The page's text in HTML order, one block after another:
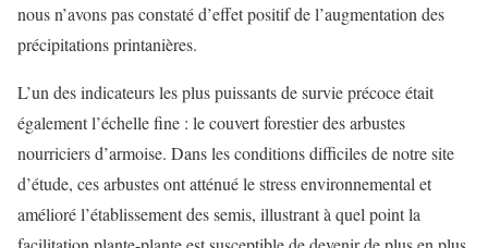
nous n’avons pas constaté d’effet positif de l’augmentation des
précipitations printanières.
L’un des indicateurs les plus puissants de survie précoce était
également l’échelle fine : le couvert forestier des arbustes
nourriciers d’armoise. Dans les conditions difficiles de notre site
d’étude, ces arbustes ont atténué le stress environnemental et
amélioré l’établissement des semis, illustrant à quel point la